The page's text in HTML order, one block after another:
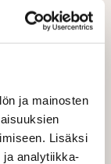
ja mainosten
Lisäksi
ja analytiikka-